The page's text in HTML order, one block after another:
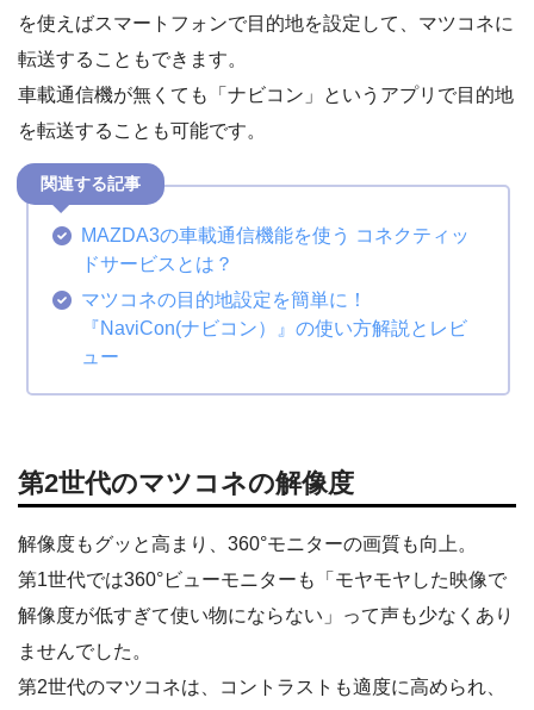
を使えばスマートフォンで目的地を設定して、マツコネに
転送することもできます。
車載通信機が無くても「ナビコン」というアプリで目的地
を転送することも可能です。
MAZDA3の車載通信機能を使う コネクティッ
ドサービスとは？
マツコネの目的地設定を簡単に！
『NaviCon(ナビコン）』の使い方解説とレビ
ュー
第2世代のマツコネの解像度
解像度もグッと高まり、360°モニターの画質も向上。
第1世代では360°ビューモニターも「モヤモヤした映像で
解像度が低すぎて使い物にならない」って声も少なくあり
ませんでした。
第2世代のマツコネは、コントラストも適度に高められ、